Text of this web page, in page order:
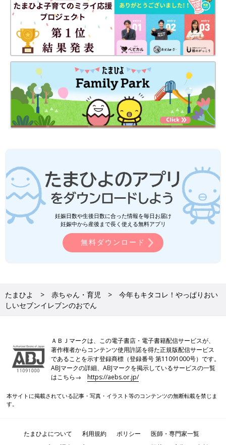
妊娠日数や生後日数に合った情報を毎日お届け
妊娠中から産後まで長く使える無料アプリ
無料ダウンロード
たまひよ 赤ちゃん・育児
今年もキタコレ！やっぱりおい
しいセブンイレブンのおでん
ＡＢＪマークは、この電子書店・電子書籍配信サービスが、
著作権者からコンテンツ使用許諾を得た正規版配信サービス
であることを示す登録商標（登録番号 第11091000号）です。
ABJマークの詳細、ABJマークを掲示しているサービスの一覧
はこちら→https://aebs.or.jp/
本サイトに掲載されている記事・写真・イラスト等のコンテンツの無断転載を禁じま
す。
たまひよについて 利用規約 ポリシー
医師・専門家一覧